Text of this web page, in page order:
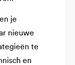
je
nieuwe
te
en